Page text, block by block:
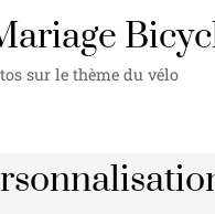
sur le thème du vélo